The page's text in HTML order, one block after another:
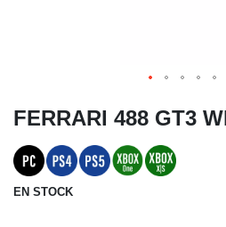
FERRARI 488 GT3
EN STOCK